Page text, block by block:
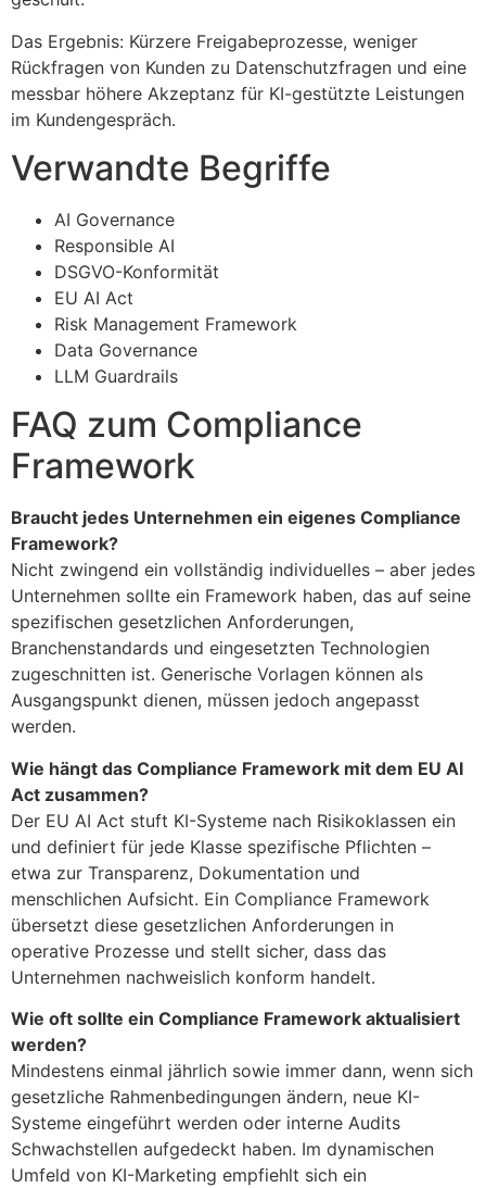
Das Ergebnis: Kürzere Freigabeprozesse, weniger
Rückfragen von Kunden zu Datenschutzfragen und eine
messbar höhere Akzeptanz für KI-gestützte Leistungen
im Kundengespräch.
Verwandte Begriffe
AI Governance
Responsible AI
DSGVO-Konformität
EU AI Act
Risk Management Framework
Data Governance
LLM Guardrails
FAQ zum Compliance
Framework
Braucht jedes Unternehmen ein eigenes Compliance
Framework?
Nicht zwingend ein vollständig individuelles – aber jedes
Unternehmen sollte ein Framework haben, das auf seine
spezifischen gesetzlichen Anforderungen,
Branchenstandards und eingesetzten Technologien
zugeschnitten ist. Generische Vorlagen können als
Ausgangspunkt dienen, müssen jedoch angepasst
werden.
Wie hängt das Compliance Framework mit dem EU AI
Act zusammen?
Der EU AI Act stuft KI-Systeme nach Risikoklassen ein
und definiert für jede Klasse spezifische Pflichten –
etwa zur Transparenz, Dokumentation und
menschlichen Aufsicht. Ein Compliance Framework
übersetzt diese gesetzlichen Anforderungen in
operative Prozesse und stellt sicher, dass das
Unternehmen nachweislich konform handelt.
Wie oft sollte ein Compliance Framework aktualisiert
werden?
Mindestens einmal jährlich sowie immer dann, wenn sich
gesetzliche Rahmenbedingungen ändern, neue KI-
Systeme eingeführt werden oder interne Audits
Schwachstellen aufgedeckt haben. Im dynamischen
Umfeld von KI-Marketing empfiehlt sich ein